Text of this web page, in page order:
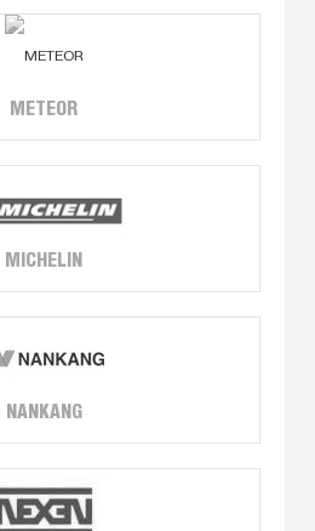
METEOR
MICHELIN
NANKANG